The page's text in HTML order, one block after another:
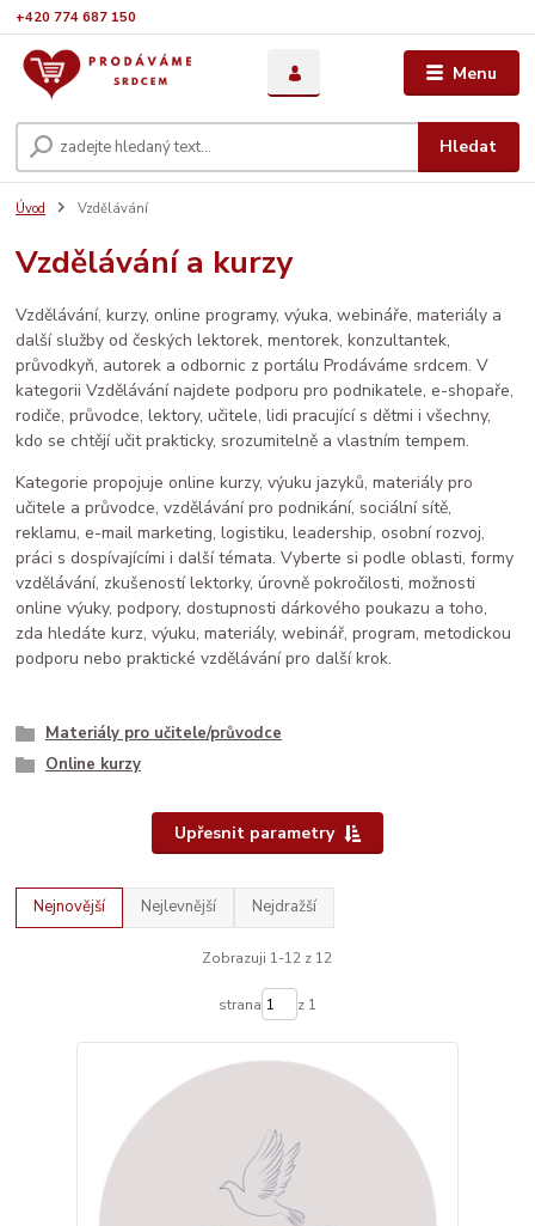
Menu
Hledat
+420 774 687 150
Úvod Vzdělávání
Vzdělávání a kurzy
Vzdělávání, kurzy, online programy, výuka, webináře, materiály a
další služby od českých lektorek, mentorek, konzultantek,
průvodkyň, autorek a odbornic z portálu Prodáváme srdcem. V
kategorii Vzdělávání najdete podporu pro podnikatele, e-shopaře,
rodiče, průvodce, lektory, učitele, lidi pracující s dětmi i všechny,
kdo se chtějí učit prakticky, srozumitelně a vlastním tempem.
Kategorie propojuje online kurzy, výuku jazyků, materiály pro
učitele a průvodce, vzdělávání pro podnikání, sociální sítě,
reklamu, e-mail marketing, logistiku, leadership, osobní rozvoj,
práci s dospívajícími i další témata. Vyberte si podle oblasti, formy
vzdělávání, zkušeností lektorky, úrovně pokročilosti, možnosti
online výuky, podpory, dostupnosti dárkového poukazu a toho,
zda hledáte kurz, výuku, materiály, webinář, program, metodickou
podporu nebo praktické vzdělávání pro další krok.
Materiály pro učitele/průvodce
Online kurzy
Upřesnit parametry
Nejnovější Nejlevnější Nejdražší
Zobrazuji 1-12 z 12
strana z 1